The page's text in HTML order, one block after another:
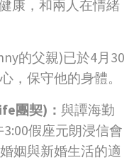
康，和兩人在情緒
的父親)已於4月30
，保守他的身體。
團契)： 與譚海勤
假座元朗浸信會
姻與新婚生活的適